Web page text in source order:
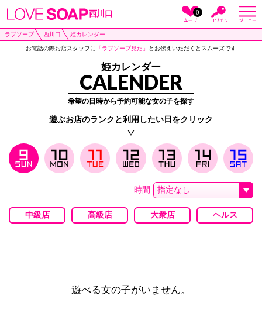
西川口 0
ラブソープ 西川口 姫カレンダー
お電話の際お店スタッフに 「ラブソープ見た」 とお伝えいただくとスムーズです
姫カレンダー
CALENDER
希望の日時から予約可能な女の子を探す
遊ぶお店のランクと利用したい日をクリック
時間
中級店 高級店 大衆店 ヘルス
遊べる女の子がいません。